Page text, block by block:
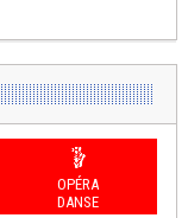
OPÉRA
DANSE